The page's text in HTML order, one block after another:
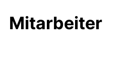
Mitarbeiter